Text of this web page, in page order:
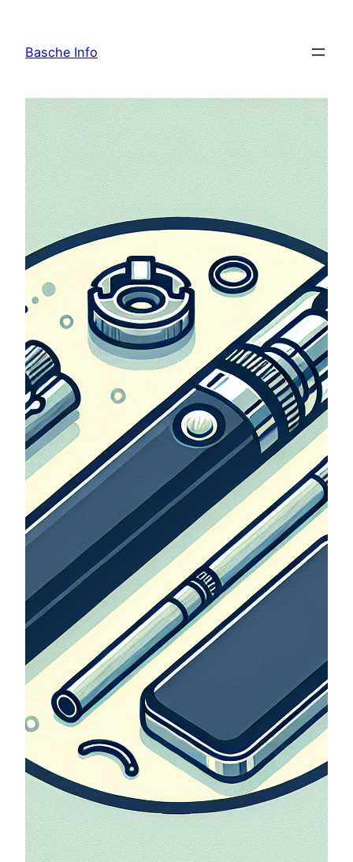
content
Basche Info